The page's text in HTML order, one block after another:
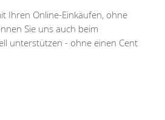
Ihren Online-Einkäufen, ohne
Sie uns auch beim
unterstützen - ohne einen Cent